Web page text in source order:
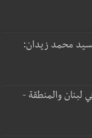
محمد زيدان:
والمنطقة -